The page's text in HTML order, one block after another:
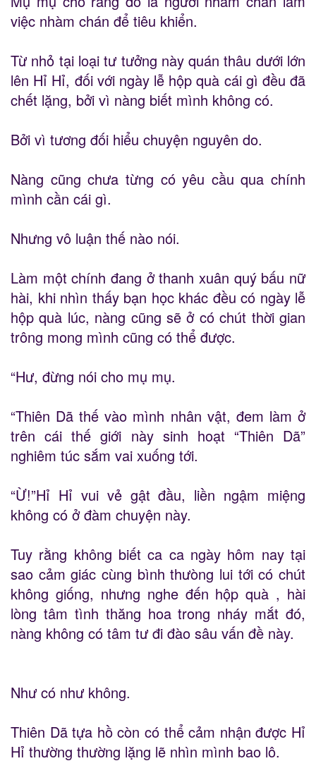
việc nhàm chán để tiêu khiển.
Từ nhỏ tại loại tư tưởng này quán thâu dưới lớn
lên Hỉ Hỉ, đối với ngày lễ hộp quà cái gì đều đã
chết lặng, bởi vì nàng biết mình không có.
Bởi vì tương đối hiểu chuyện nguyên do.
Nàng cũng chưa từng có yêu cầu qua chính
mình cần cái gì.
Nhưng vô luận thế nào nói.
Làm một chính đang ở thanh xuân quý bấu nữ
hài, khi nhìn thấy bạn học khác đều có ngày lễ
hộp quà lúc, nàng cũng sẽ ở có chút thời gian
trông mong mình cũng có thể được.
“Hư, đừng nói cho mụ mụ.
“Thiên Dã thế vào mình nhân vật, đem làm ở
trên cái thế giới này sinh hoạt “Thiên Dã”
nghiêm túc sắm vai xuống tới.
“Ừ!”Hỉ Hỉ vui vẻ gật đầu, liền ngậm miệng
không có ở đàm chuyện này.
Tuy rằng không biết ca ca ngày hôm nay tại
sao cảm giác cùng bình thưòng lui tới có chút
không giống, nhưng nghe đến hộp quà , hài
lòng tâm tình thăng hoa trong nháy mắt đó,
nàng không có tâm tư đi đào sâu vấn đề này.
Như có như không.
Thiên Dã tựa hồ còn có thể cảm nhận được Hỉ
Hỉ thường thường lặng lẽ nhìn mình bao lô.